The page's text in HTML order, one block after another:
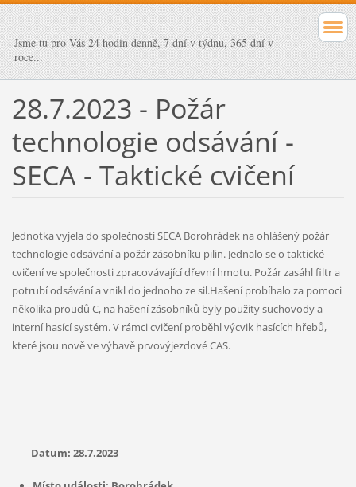
Jsme tu pro Vás 24 hodin denně, 7 dní v týdnu, 365 dní v
roce...
28.7.2023 - Požár
technologie odsávání -
SECA - Taktické cvičení
Jednotka vyjela do společnosti SECA Borohrádek na ohlášený požár
technologie odsávání a požár zásobníku pilin. Jednalo se o taktické
cvičení ve společnosti zpracovávající dřevní hmotu. Požár zasáhl filtr a
potrubí odsávání a vnikl do jednoho ze sil.Hašení probíhalo za pomoci
několika proudů C, na hašení zásobníků byly použity suchovody a
interní hasící systém. V rámci cvičení proběhl výcvik hasících hřebů,
které jsou nově ve výbavě prvovýjezdové CAS.
Datum: 28.7.2023